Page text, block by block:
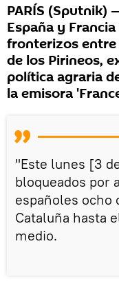
PARÍS (Sputnik)
España y
fronterizos entre
de los Pirineos,
política agraria
la emisora
"Este lunes [3
bloqueados por
españoles ocho
Cataluña hasta
medio.